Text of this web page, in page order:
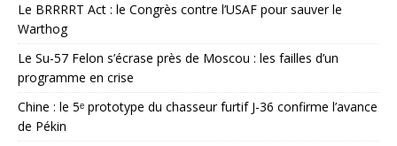
Le BRRRRT Act : le Congrès contre l’USAF pour sauver le
Warthog
Le Su-57 Felon s’écrase près de Moscou : les failles d’un
programme en crise
Chine : le 5ᵉ prototype du chasseur furtif J-36 confirme l’avance
de Pékin